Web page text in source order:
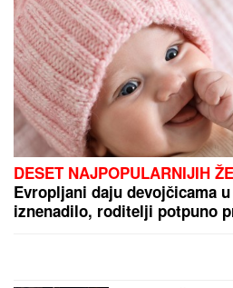
DESET NAJPOPULARNIJIH
Evropljani daju devojčicama
iznenadilo, roditelji potpuno